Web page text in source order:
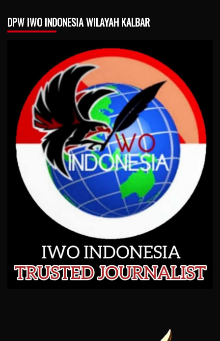
DPW IWO INDONESIA WILAYAH KALBAR